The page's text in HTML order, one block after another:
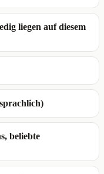
liegen auf diesem
beliebte